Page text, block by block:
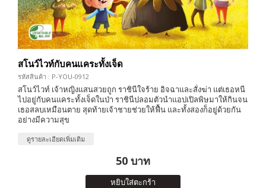
สโนว์ไวท์กับคนแคระทั้งเจ็ด
รหัสสินค้า : P-YOU-0912
สโนว์ไวท์ เจ้าหญิงแสนสวยถูก ราชินีใจร้าย อิจฉาและสั่งฆ่า แต่เธอหนี
ไปอยู่กับคนแคระทั้งเจ็ดในป่า ราชินีปลอมตัวนำแอปเปิลพิษมาให้กินจน
เธอสลบเหมือนตาย สุดท้ายเจ้าชายช่วยให้ฟื้น และทั้งสองก็อยู่ด้วยกัน
อย่างมีความสุข
ดูรายละเอียดเพิ่มเติม
50 บาท
หยิบใส่ตะกร้า